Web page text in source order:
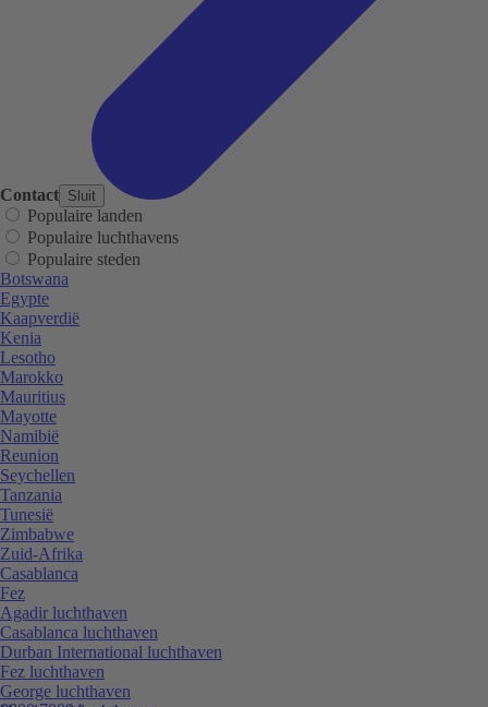
Contact Sluit
Populaire landen
Populaire luchthavens
Populaire steden
Botswana
Egypte
Kaapverdië
Kenia
Lesotho
Marokko
Mauritius
Mayotte
Namibië
Reunion
Seychellen
Tanzania
Tunesië
Zimbabwe
Zuid-Afrika
Casablanca
Fez
Agadir luchthaven
Casablanca luchthaven
Durban International luchthaven
Fez luchthaven
George luchthaven